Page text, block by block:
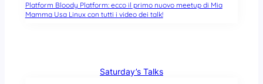
Platform Bloody Platform: ecco il primo nuovo meetup di Mia
Mamma Usa Linux con tutti i video dei talk!
Saturday’s Talks